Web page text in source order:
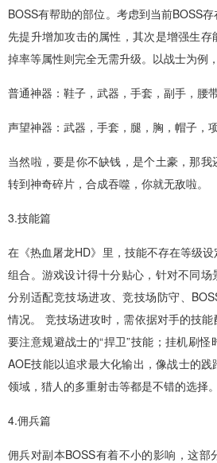
BOSS有帮助的部位。考虑到当前BOSS
先提升增加攻击的属性，其次是增强生
掉率等属性则完全无需升级。以战士为例
普通神器：鞋子，武器，手套，副手，腰
声望神器：武器，手套，腿，胸，帽子，
当然啦，要是你不缺钱，是个土豪，那
转到神奇碎片，合成吞噬，你就无敌啦。
3.技能篇
在《热血屠龙HD》里，技能不存在等级
组合。游戏设计得十分贴心，针对不同场
分别适配竞技场进攻、竞技场防守、
情况。 竞技场进攻时，需依据对手的技
要注意规避战士的“捍卫”技能；挂机刷
AOE技能以追求最大化输出，像战士的践
领域，猎人的多重射击等都是不错的选择。
4.佣兵篇
佣兵对副本BOSS有着不小的影响，这部